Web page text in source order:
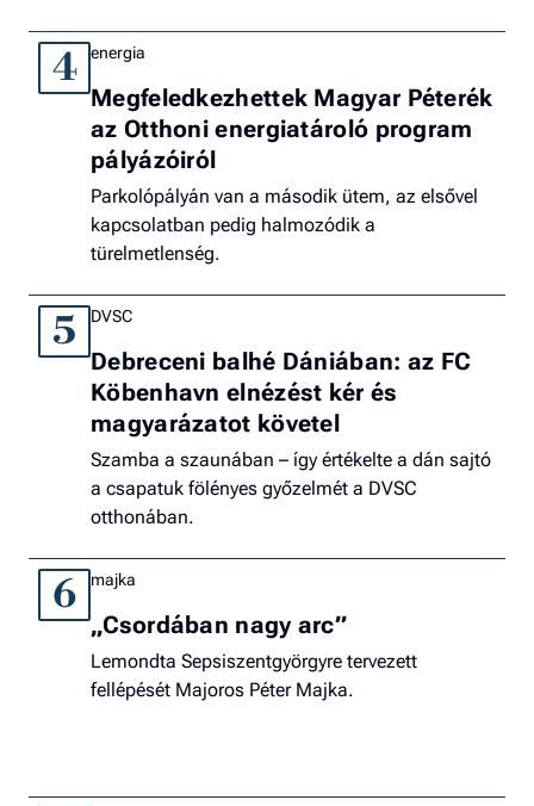
4 energia
Megfeledkezhettek Magyar Péterék
az Otthoni energiatároló program
pályázóiról
Parkolópályán van a második ütem, az elsővel
kapcsolatban pedig halmozódik a
türelmetlenség.
5 DVSC
Debreceni balhé Dániában: az FC
Köbenhavn elnézést kér és
magyarázatot követel
Szamba a szaunában – így értékelte a dán sajtó
a csapatuk fölényes győzelmét a DVSC
otthonában.
6 majka
„Csordában nagy arc”
Lemondta Sepsiszentgyörgyre tervezett
fellépését Majoros Péter Majka.